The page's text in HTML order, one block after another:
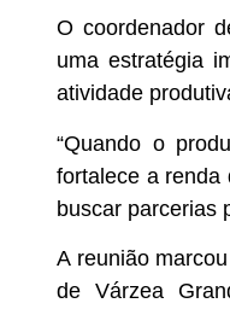
O coordenador
uma estratégia
atividade
“Quando o
fortalece a renda
buscar parcerias
A reunião
de Várzea